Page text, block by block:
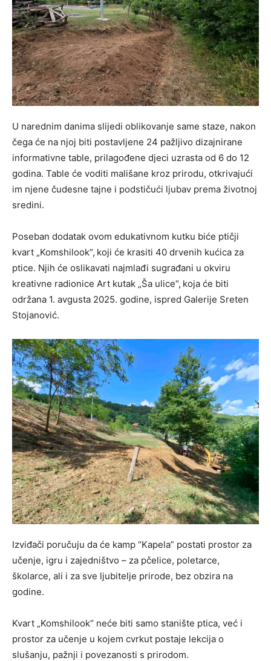
U narednim danima slijedi oblikovanje same staze, nakon
čega će na njoj biti postavljene 24 pažljivo dizajnirane
informativne table, prilagođene djeci uzrasta od 6 do 12
godina. Table će voditi mališane kroz prirodu, otkrivajući
im njene čudesne tajne i podstičući ljubav prema životnoj
sredini.
Poseban dodatak ovom edukativnom kutku biće ptičji
kvart „Komshilook“, koji će krasiti 40 drvenih kućica za
ptice. Njih će oslikavati najmlađi sugrađani u okviru
kreativne radionice Art kutak „Ša ulice“, koja će biti
održana 1. avgusta 2025. godine, ispred Galerije Sreten
Stojanović.
Izviđači poručuju da će kamp “Kapela” postati prostor za
učenje, igru i zajedništvo – za pčelice, poletarce,
školarce, ali i za sve ljubitelje prirode, bez obzira na
godine.
Kvart „Komshilook“ neće biti samo stanište ptica, već i
prostor za učenje u kojem cvrkut postaje lekcija o
slušanju, pažnji i povezanosti s prirodom.